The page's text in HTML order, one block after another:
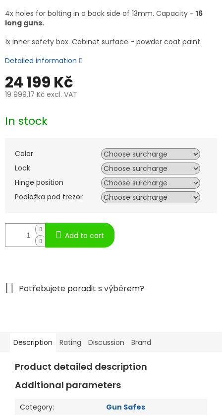
24 199 Kč
19 999,17 Kč excl. VAT
price:
In stock
Color
Lock
Hinge position
Podložka pod trezor
Add to cart
4x holes for bolting in a back side of 13mm. Capacity - 16
long guns.
1x inner safety box. Cabinet surface - powder coat paint.
Detailed information
Description Rating Discussion Brand
Product detailed description
Additional parameters
Category:
Gun Safes